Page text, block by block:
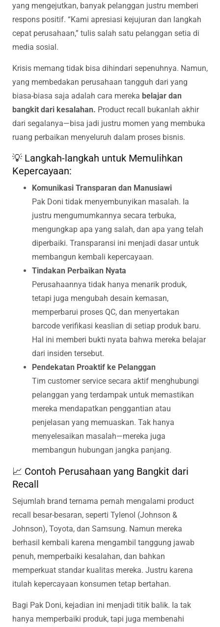
yang mengejutkan, banyak pelanggan justru memberi
respons positif. “Kami apresiasi kejujuran dan langkah
cepat perusahaan,” tulis salah satu pelanggan setia di
media sosial.
Krisis memang tidak bisa dihindari sepenuhnya. Namun,
yang membedakan perusahaan tangguh dari yang
biasa-biasa saja adalah cara mereka belajar dan
bangkit dari kesalahan. Product recall bukanlah akhir
dari segalanya—bisa jadi justru momen yang membuka
ruang perbaikan menyeluruh dalam proses bisnis.
💡 Langkah-langkah untuk Memulihkan
Kepercayaan:
Komunikasi Transparan dan Manusiawi
Pak Doni tidak menyembunyikan masalah. Ia
justru mengumumkannya secara terbuka,
mengungkap apa yang salah, dan apa yang telah
diperbaiki. Transparansi ini menjadi dasar untuk
membangun kembali kepercayaan.
Tindakan Perbaikan Nyata
Perusahaannya tidak hanya menarik produk,
tetapi juga mengubah desain kemasan,
memperbarui proses QC, dan menyertakan
barcode verifikasi keaslian di setiap produk baru.
Hal ini memberi bukti nyata bahwa mereka belajar
dari insiden tersebut.
Pendekatan Proaktif ke Pelanggan
Tim customer service secara aktif menghubungi
pelanggan yang terdampak untuk memastikan
mereka mendapatkan penggantian atau
penjelasan yang memuaskan. Tak hanya
menyelesaikan masalah—mereka juga
membangun hubungan jangka panjang.
📈 Contoh Perusahaan yang Bangkit dari
Recall
Sejumlah brand ternama pernah mengalami product
recall besar-besaran, seperti Tylenol (Johnson &
Johnson), Toyota, dan Samsung. Namun mereka
berhasil kembali karena mengambil tanggung jawab
penuh, memperbaiki kesalahan, dan bahkan
memperkuat standar kualitas mereka. Justru karena
itulah kepercayaan konsumen tetap bertahan.
Bagi Pak Doni, kejadian ini menjadi titik balik. Ia tak
hanya memperbaiki produk, tapi juga membenahi